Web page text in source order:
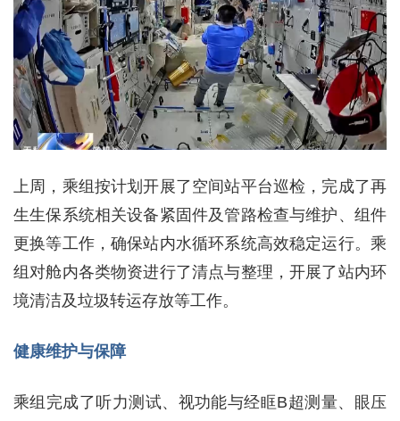
上周，乘组按计划开展了空间站平台巡检，完成了再
生生保系统相关设备紧固件及管路检查与维护、组件
更换等工作，确保站内水循环系统高效稳定运行。乘
组对舱内各类物资进行了清点与整理，开展了站内环
境清洁及垃圾转运存放等工作。
健康维护与保障
乘组完成了听力测试、视功能与经眶B超测量、眼压